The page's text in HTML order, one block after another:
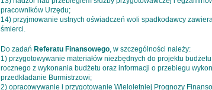
pracowników Urzędu;
14) przyjmowanie ustnych oświadczeń woli spadkodawcy
śmierci.
Do zadań Referatu Finansowego, w szczególności należy:
1) przygotowywanie materiałów niezbędnych do projektu
rocznego z wykonania budżetu oraz informacji o przebiegu
przedkładanie Burmistrzowi;
2) opracowywanie i przygotowanie Wieloletniej Prognozy